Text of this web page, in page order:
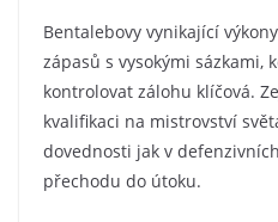
Bentalebovy vynikající
zápasů s vysokými sázkami,
kontrolovat zálohu klíčová.
kvalifikaci na mistrovství
dovednosti jak v
přechodu do útoku.